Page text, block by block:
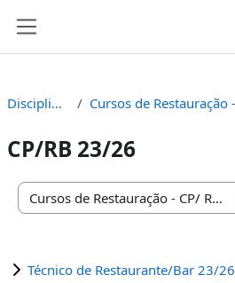
Disciplinas
CP/RB 23/26
Categorias de disciplinas
Técnico de Restaurante/Bar 23/26